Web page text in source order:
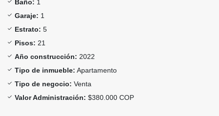
Baño: 1
Garaje: 1
Estrato: 5
Pisos: 21
Año construcción: 2022
Tipo de inmueble: Apartamento
Tipo de negocio: Venta
Valor Administración: $380.000 COP